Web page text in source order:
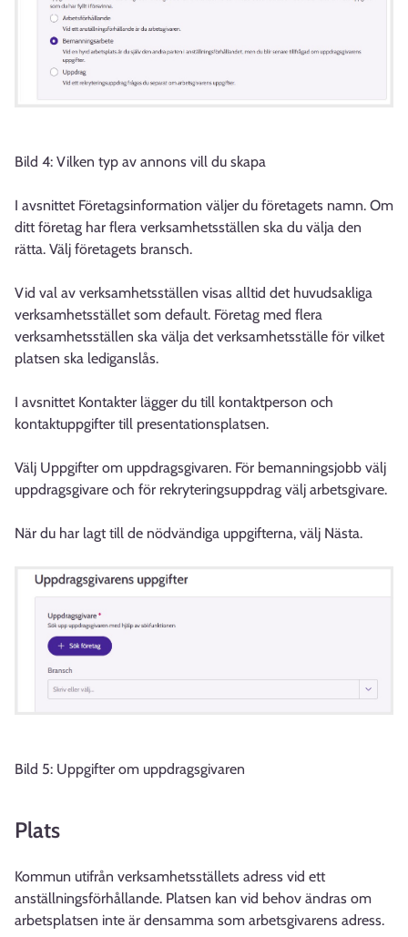
Bild 4: Vilken typ av annons vill du skapa
I avsnittet Företagsinformation väljer du företagets namn. Om
ditt företag har flera verksamhetsställen ska du välja den
rätta. Välj företagets bransch.
Vid val av verksamhetsställen visas alltid det huvudsakliga
verksamhetsstället som default. Företag med flera
verksamhetsställen ska välja det verksamhetsställe för vilket
platsen ska lediganslås.
I avsnittet Kontakter lägger du till kontaktperson och
kontaktuppgifter till presentationsplatsen.
Välj Uppgifter om uppdragsgivaren. För bemanningsjobb välj
uppdragsgivare och för rekryteringsuppdrag välj arbetsgivare.
När du har lagt till de nödvändiga uppgifterna, välj Nästa.
Bild 5: Uppgifter om uppdragsgivaren
Plats
Kommun utifrån verksamhetsställets adress vid ett
anställningsförhållande. Platsen kan vid behov ändras om
arbetsplatsen inte är densamma som arbetsgivarens adress.